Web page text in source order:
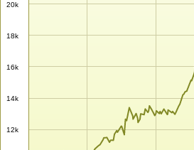
12k
14k
16k
18k
20k